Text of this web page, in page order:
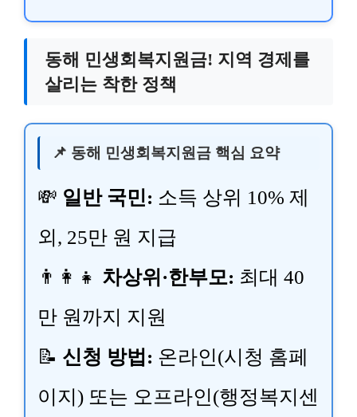
동해 민생회복지원금! 지역 경제를
살리는 착한 정책
📌 동해 민생회복지원금 핵심 요약
💸 일반 국민: 소득 상위 10% 제
외, 25만 원 지급
👨‍👩‍👧 차상위·한부모: 최대 40
만 원까지 지원
📝 신청 방법: 온라인(시청 홈페
이지) 또는 오프라인(행정복지센